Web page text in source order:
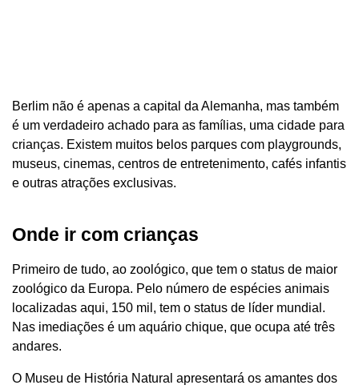
Berlim não é apenas a capital da Alemanha, mas também
é um verdadeiro achado para as famílias, uma cidade para
crianças. Existem muitos belos parques com playgrounds,
museus, cinemas, centros de entretenimento, cafés infantis
e outras atrações exclusivas.
Onde ir com crianças
Primeiro de tudo, ao zoológico, que tem o status de maior
zoológico da Europa. Pelo número de espécies animais
localizadas aqui, 150 mil, tem o status de líder mundial.
Nas imediações é um aquário chique, que ocupa até três
andares.
O Museu de História Natural apresentará os amantes dos